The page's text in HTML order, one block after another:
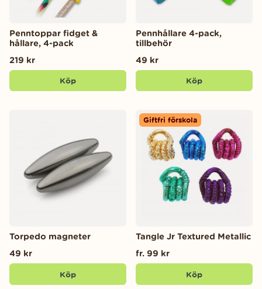
Penntoppar fidget &
hållare, 4-pack
219 kr
Köp
Pennhållare 4-pack,
tillbehör
49 kr
Köp
Torpedo magneter
49 kr
Köp
Giftfri förskola
Tangle Jr Textured Metallic
fr. 99 kr
Köp